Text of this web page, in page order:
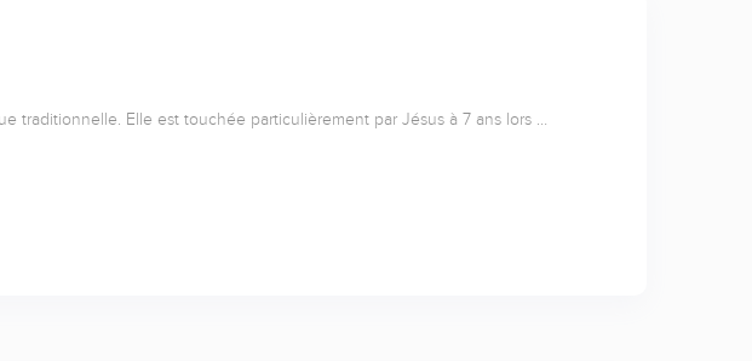
traditionnelle. Elle est touchée particulièrement par Jésus à 7 ans lors …